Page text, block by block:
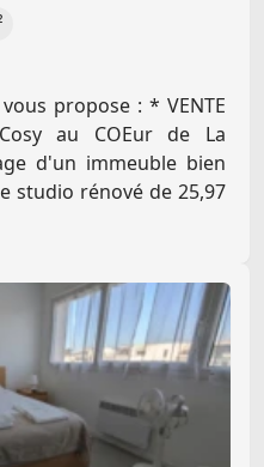
propose : * VENTE
au COEur de La
d'un immeuble bien
studio rénové de 25,97